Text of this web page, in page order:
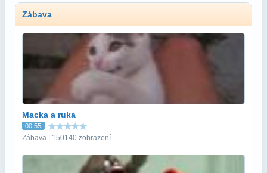
Zábava
Macka a ruka
00:55
Zábava | 150140 zobrazení